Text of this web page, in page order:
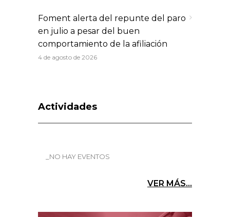
Foment alerta del repunte del paro
en julio a pesar del buen
comportamiento de la afiliación
4 de agosto de 2026
Actividades
_NO HAY EVENTOS
VER MÁS...